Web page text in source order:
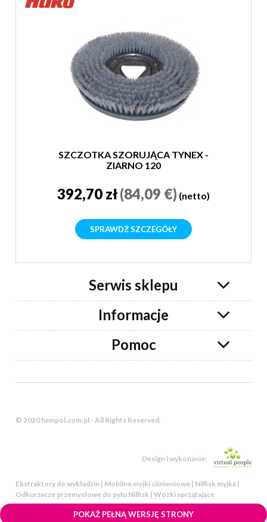
SZCZOTKA SZORUJĄCA TYNEX -
ZIARNO 120
392,70 zł(84,09 €) (netto)
SPRAWDŹ SZCZEGÓŁY
Serwis sklepu
Informacje
Pomoc
© 2020 hampol.com.pl - All Rights Reserved.
Design i wykonanie:
Ekstraktory do wykładzin | Mobilne myjki ciśnieniowe | Nilfisk myjka |
Odkurzacze przemysłowe do pyłu Nilfisk | Wózki sprzątające
POKAŻ PEŁNĄ WERSJĘ STRONY